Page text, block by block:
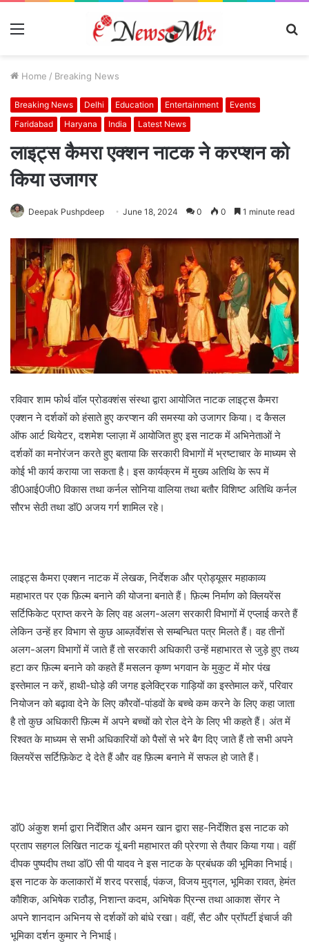
Menu
Home / Breaking News
Breaking News Delhi Education Entertainment
Events
Faridabad
Haryana India Latest News
लाइट्स कैमरा एक्शन नाटक ने करप्शन को
किया उजागर
Deepak Pushpdeep June 18, 2024 0 0 1 minute read
रविवार शाम फोर्थ वाॅल प्रोडक्शंस संस्था द्वारा आयोजित नाटक लाइट्स कैमरा
एक्शन ने दर्शकों को हंसाते हुए करप्शन की समस्या को उजागर किया। द कैसल
ऑफ आर्ट थियेटर, दशमेश प्लाज़ा में आयोजित हुए इस नाटक में अभिनेताओं ने
दर्शकों का मनोरंजन करते हुए बताया कि सरकारी विभागों में भ्रष्टाचार के माध्यम से
कोई भी कार्य कराया जा सकता है। इस कार्यक्रम में मुख्य अतिथि के रूप में
डी0आई0जी0 विकास तथा कर्नल सोनिया वालिया तथा बतौर विशिष्ट अतिथि कर्नल
सौरभ सेठी तथा डाॅ0 अजय गर्ग शामिल रहे।
लाइट्स कैमरा एक्शन नाटक में लेखक, निर्देशक और प्रोड्यूसर महाकाव्य
महाभारत पर एक फ़िल्म बनाने की योजना बनाते हैं। फ़िल्म निर्माण को क्लियरेंस
सर्टिफिकेट प्राप्त करने के लिए वह अलग-अलग सरकारी विभागों में एप्लाई करते हैं
लेकिन उन्हें हर विभाग से कुछ आब्ज़र्वेशंस से सम्बन्धित पत्र मिलते हैं। वह तीनों
अलग-अलग विभागों में जाते हैं तो सरकारी अधिकारी उन्हें महाभारत से जुड़े हुए तथ्य
हटा कर फ़िल्म बनाने को कहते हैं मसलन कृष्ण भगवान के मुकुट में मोर पंख
इस्तेमाल न करें, हाथी-घोड़े की जगह इलेक्ट्रिक गाड़ियों का इस्तेमाल करें, परिवार
नियोजन को बढ़ावा देने के लिए कौरवों-पांडवों के बच्चे कम करने के लिए कहा जाता
है तो कुछ अधिकारी फ़िल्म में अपने बच्चों को रोल देने के लिए भी कहते हैं। अंत में
रिश्वत के माध्यम से सभी अधिकारियों को पैसों से भरे बैग दिए जाते हैं तो सभी अपने
क्लियरेंस सर्टिफ़िकेट दे देते हैं और वह फ़िल्म बनाने में सफल हो जाते हैं।
डाॅ0 अंकुश शर्मा द्वारा निर्देशित और अमन खान द्वारा सह-निर्देशित इस नाटक को
प्रताप सहगल लिखित नाटक यूं बनी महाभारत की प्रेरणा से तैयार किया गया। वहीं
दीपक पुष्पदीप तथा डाॅ0 सी पी यादव ने इस नाटक के प्रबंधक की भूमिका निभाई।
इस नाटक के कलाकारों में शरद परसाई, पंकज, विजय मुद्गल, भूमिका रावत, हेमंत
कौशिक, अभिषेक राठौड़, निशान्त कदम, अभिषेक प्रिन्स तथा आकाश सेंगर ने
अपने शानदान अभिनय से दर्शकों को बांधे रखा। वहीं, सैट और प्राॅपर्टी इंचार्ज की
भूमिका दर्शन कुमार ने निभाई।